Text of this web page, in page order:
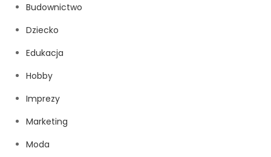
Budownictwo
Dziecko
Edukacja
Hobby
Imprezy
Marketing
Moda